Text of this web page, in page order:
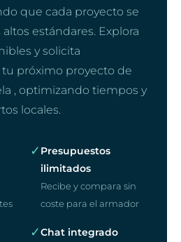
que cada proyecto se
estándares. Explora
y solicita
próximo proyecto de
, optimizando tiempos y
locales.
✓ Presupuestos
ilimitados
Recibe y compara sin
coste para el armador
✓Chat integrado